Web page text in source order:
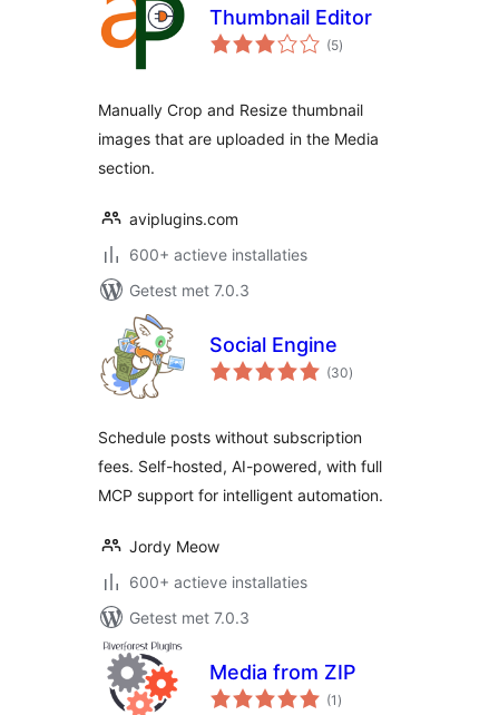
Thumbnail Editor
(5totaal
waarderingen
)
Manually Crop and Resize thumbnail
images that are uploaded in the Media
section.
aviplugins.com
600+ actieve installaties
Getest met 7.0.3
Social Engine
(30totaal
waarderingen
)
Schedule posts without subscription
fees. Self-hosted, AI-powered, with full
MCP support for intelligent automation.
Jordy Meow
600+ actieve installaties
Getest met 7.0.3
Media from ZIP
(1 totaal
waarderingen
)